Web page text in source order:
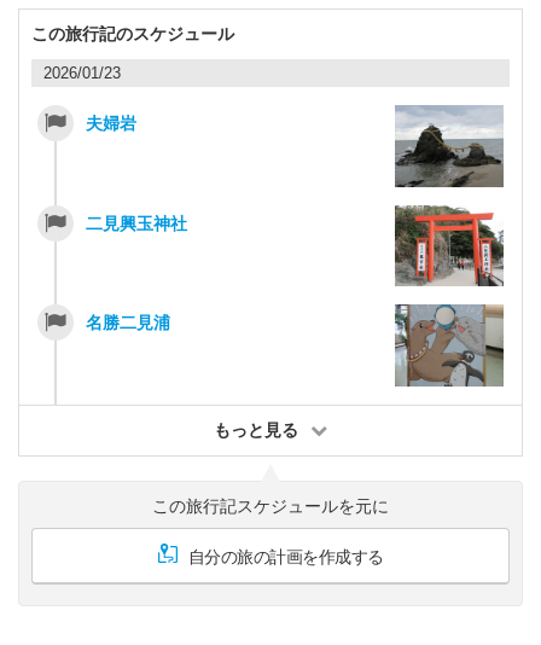
この旅行記のスケジュール
2026/01/23
夫婦岩
二見興玉神社
名勝二見浦
もっと見る
この旅行記スケジュールを元に
自分の旅の計画を作成する